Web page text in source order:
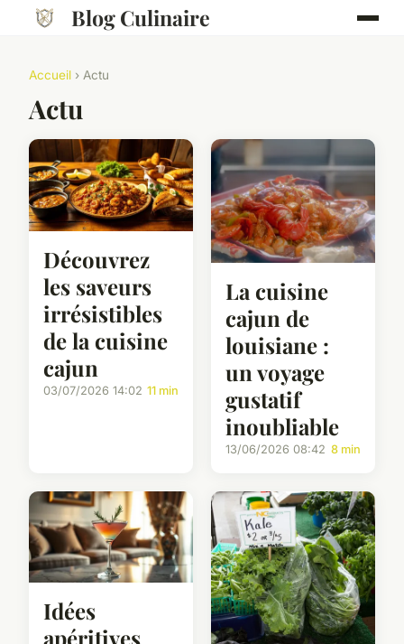
Blog Culinaire
Accueil › Actu
Actu
Découvrez
les saveurs
irrésistibles
de la cuisine
cajun
03/07/2026 14:02 11 min
La cuisine
cajun de
louisiane :
un voyage
gustatif
inoubliable
13/06/2026 08:42 8 min
Idées
apéritives